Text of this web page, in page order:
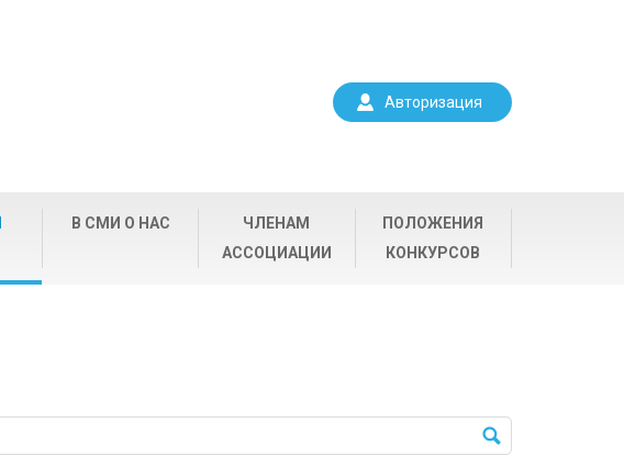
Авторизация
В СМИ О НАС
ЧЛЕНАМ
АССОЦИАЦИИ
ПОЛОЖЕНИЯ
КОНКУРСОВ